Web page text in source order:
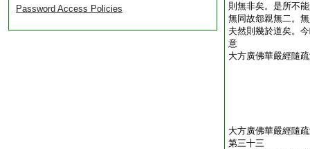
Password Access Policies
則無非矣。是所不
無同故怨親無二。
夫然則幾於道矣。
意
大方廣佛華嚴經隨
大方廣佛華嚴經隨
第三十三